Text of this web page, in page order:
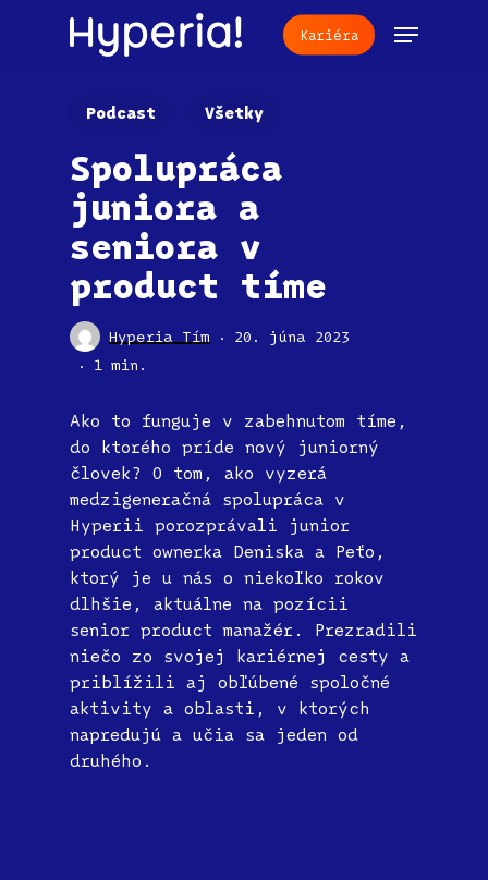
Kariéra Menu
Podcast Všetky
Spolupráca
juniora a
seniora v
product tíme
Hyperia Tím
20. júna 2023
1 min.
Ako to funguje v zabehnutom tíme,
do ktorého príde nový juniorný
človek? O tom, ako vyzerá
medzigeneračná spolupráca v
Hyperii porozprávali junior
product ownerka Deniska a Peťo,
ktorý je u nás o niekoľko rokov
dlhšie, aktuálne na pozícii
senior product manažér. Prezradili
niečo zo svojej kariérnej cesty a
priblížili aj obľúbené spoločné
aktivity a oblasti, v ktorých
napredujú a učia sa jeden od
druhého.